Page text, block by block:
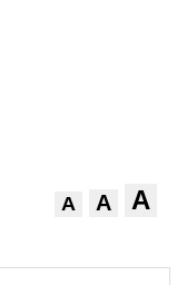
A A A